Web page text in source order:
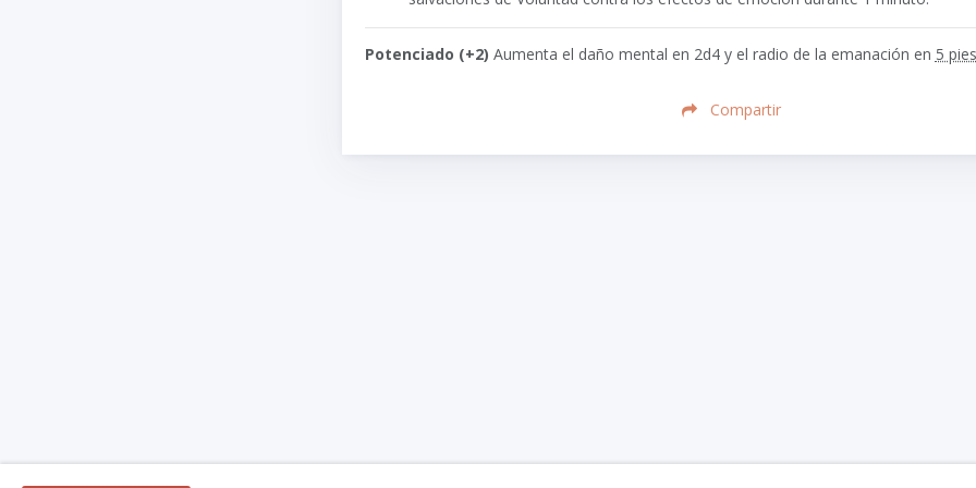
Potenciado (+2) Aumenta el daño mental en 2d4 y el radio de la emanación en 5 pies
Compartir